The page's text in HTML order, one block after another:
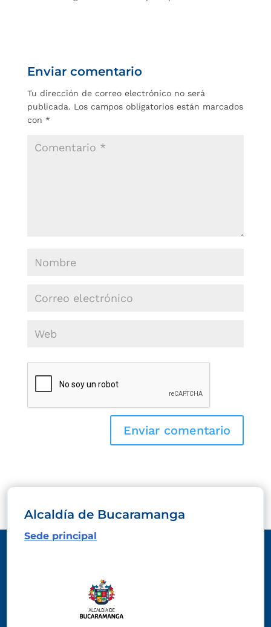
Enviar comentario
Tu dirección de correo electrónico no será
publicada. Los campos obligatorios están marcados
con *
Alcaldía de Bucaramanga
Sede principal